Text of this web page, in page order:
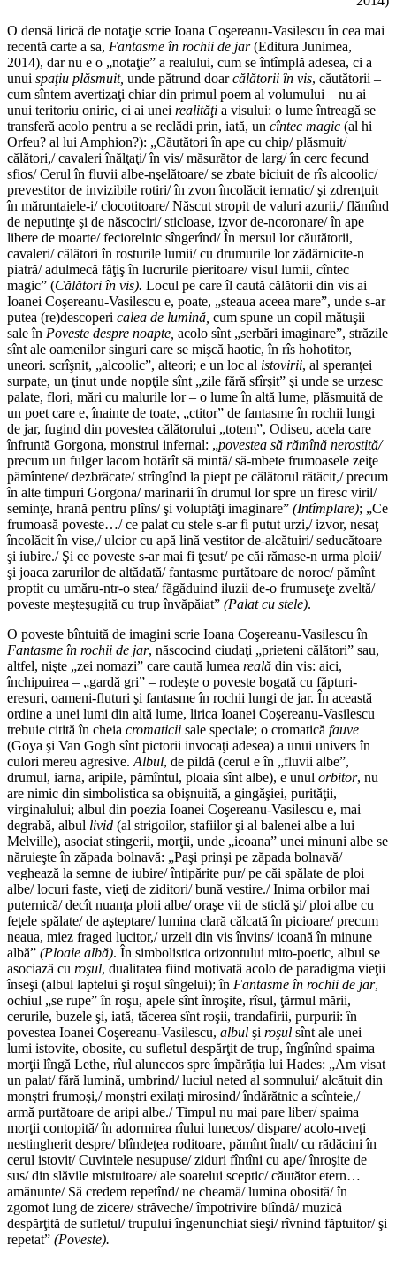
O densă lirică de notaţie scrie Ioana Coşereanu-Vasilescu în cea mai
recentă carte a sa, Fantasme în rochii de jar(Editura Junimea,
2014), dar nu e o „notaţie” a realului, cum se întîmplă adesea, ci a
unui spaţiu plăsmuit, unde pătrund doarcălătorii în vis, căutătorii –
cum sîntem avertizaţi chiar din primul poem al volumului – nu ai
unui teritoriu oniric, ci ai unei realităţi a visului: o lume întreagă se
transferă acolo pentru a se reclădi prin, iată, un cîntec magic (al hi
Orfeu? al lui Amphion?): „Căutători în ape cu chip/ plăsmuit/
călători,/ cavaleri înălţaţi/ în vis/ măsurător de larg/ în cerc fecund
sfios/ Cerul în fluvii albe-nşelătoare/ se zbate biciuit de rîs alcoolic/
prevestitor de invizibile rotiri/ în zvon încolăcit iernatic/ şi zdrenţuit
în măruntaiele-i/ clocotitoare/ Născut stropit de valuri azurii,/ flămînd
de neputinţe şi de născociri/ sticloase, izvor de-ncoronare/ în ape
libere de moarte/ feciorelnic sîngerînd/ În mersul lor căutătorii,
cavaleri/ călători în rosturile lumii/ cu drumurile lor zădărnicite-n
piatră/ adulmecă făţiş în lucrurile pieritoare/ visul lumii, cîntec
magic” (Călători în vis). Locul pe care îl caută călătorii din vis ai
Ioanei Coşereanu-Vasilescu e, poate, „steaua aceea mare”, unde s-ar
putea (re)descoperi calea de lumină, cum spune un copil mătuşii
sale în Poveste despre noapte, acolo sînt „serbări imaginare”, străzile
sînt ale oamenilor singuri care se mişcă haotic, în rîs hohotitor,
uneori. scrîşnit, „alcoolic”, alteori; e un loc al istovirii, al speranţei
surpate, un ţinut unde nopţile sînt „zile fără sfîrşit” şi unde se urzesc
palate, flori, mări cu malurile lor – o lume în altă lume, plăsmuită de
un poet care e, înainte de toate, „ctitor” de fantasme în rochii lungi
de jar, fugind din povestea călătorului „totem”, Odiseu, acela care
înfruntă Gorgona, monstrul infernal: „povestea să rămînă nerostită/
precum un fulger lacom hotărît să mintă/ să-mbete frumoasele zeiţe
pămîntene/ dezbrăcate/ strîngînd la piept pe călătorul rătăcit,/ precum
în alte timpuri Gorgona/ marinarii în drumul lor spre un firesc viril/
seminţe, hrană pentru plîns/ şi voluptăţi imaginare” (Intîmplare); „Ce
frumoasă poveste…/ ce palat cu stele s-ar fi putut urzi,/ izvor, nesaţ
încolăcit în vise,/ ulcior cu apă lină vestitor de-alcătuiri/ seducătoare
şi iubire./ Şi ce poveste s-ar mai fi ţesut/ pe căi rămase-n urma ploii/
şi joaca zarurilor de altădată/ fantasme purtătoare de noroc/ pămînt
proptit cu umăru-ntr-o stea/ făgăduind iluzii de-o frumuseţe zveltă/
poveste meşteşugită cu trup învăpăiat” (Palat cu stele).
O poveste bîntuită de imagini scrie Ioana Coşereanu-Vasilescu în
Fantasme în rochii de jar, născocind ciudaţi „prieteni călători” sau,
altfel, nişte „zei nomazi” care caută lumea reală din vis: aici,
închipuirea – „gardă gri” – rodeşte o poveste bogată cu făpturi-
eresuri, oameni-fluturi şi fantasme în rochii lungi de jar. În această
ordine a unei lumi din altă lume, lirica Ioanei Coşereanu-Vasilescu
trebuie citită în cheia cromaticii sale speciale; o cromatică fauve
(Goya şi Van Gogh sînt pictorii invocaţi adesea) a unui univers în
culori mereu agresive.Albul, de pildă (cerul e în „fluvii albe”,
drumul, iarna, aripile, pămîntul, ploaia sînt albe), e unul orbitor, nu
are nimic din simbolistica sa obişnuită, a gingăşiei, purităţii,
virginalului; albul din poezia Ioanei Coşereanu-Vasilescu e, mai
degrabă, albul livid (al strigoilor, stafiilor şi al balenei albe a lui
Melville), asociat stingerii, morţii, unde „icoana” unei minuni albe se
năruieşte în zăpada bolnavă: „Paşi prinşi pe zăpada bolnavă/
veghează la semne de iubire/ întipărite pur/ pe căi spălate de ploi
albe/ locuri faste, vieţi de ziditori/ bună vestire./ Inima orbilor mai
puternică/ decît nuanţa ploii albe/ oraşe vii de sticlă şi/ ploi albe cu
feţele spălate/ de aşteptare/ lumina clară călcată în picioare/ precum
neaua, miez fraged lucitor,/ urzeli din vis învins/ icoană în minune
albă” (Ploaie albă). În simbolistica orizontului mito-poetic, albul se
asociază cu roşul, dualitatea fiind motivată acolo de paradigma vieţii
înseşi (albul laptelui şi roşul sîngelui); în Fantasme în rochii de jar,
ochiul „se rupe” în roşu, apele sînt înroşite, rîsul, ţărmul mării,
cerurile, buzele şi, iată, tăcerea sînt roşii, trandafirii, purpurii: în
povestea Ioanei Coşereanu-Vasilescu, albul şi roşul sînt ale unei
lumi istovite, obosite, cu sufletul despărţit de trup, îngînînd spaima
morţii lîngă Lethe, rîul alunecos spre împărăţia lui Hades: „Am visat
un palat/ fără lumină, umbrind/ luciul neted al somnului/ alcătuit din
monştri frumoşi,/ monştri exilaţi mirosind/ îndărătnic a scînteie,/
armă purtătoare de aripi albe./ Timpul nu mai pare liber/ spaima
morţii contopită/ în adormirea rîului lunecos/ dispare/ acolo-nveţi
nestingherit despre/ blîndeţea roditoare, pămînt înalt/ cu rădăcini în
cerul istovit/ Cuvintele nesupuse/ ziduri fîntîni cu ape/ înroşite de
sus/ din slăvile mistuitoare/ ale soarelui sceptic/ căutător etern…
amănunte/ Să credem repetînd/ ne cheamă/ lumina obosită/ în
zgomot lung de zicere/ străveche/ împotrivire blîndă/ muzică
despărţită de sufletul/ trupului îngenunchiat sieşi/ rîvnind făptuitor/ şi
repetat” (Poveste).